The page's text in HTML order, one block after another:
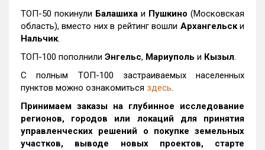
ТОП-50 покинули Балашиха и Пушкино (Московская
область), вместо них в рейтинг вошли Архангельски
Нальчик.
ТОП-100 пополнили Энгельс, Мариуполь и Кызыл.
С полным ТОП-100 застраиваемых населенных
пунктов можно ознакомиться здесь.
Принимаем заказы на глубинное исследование
регионов, городов или локаций для принятия
управленческих решений о покупке земельных
участков, выводе новых проектов, старте